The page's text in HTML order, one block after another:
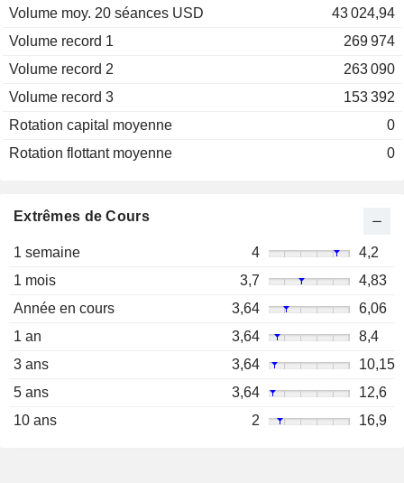
Volume moy. 20 séances USD
43 024,94
Volume record 1
269 974
Volume record 2
263 090
Volume record 3
153 392
Rotation capital moyenne
0
Rotation flottant moyenne
0
Extrêmes de Cours
1 semaine 4
4,2
1 mois
3,7
4,83
Année en cours
3,64
6,06
1 an
3,64
8,4
3 ans
3,64
10,15
5 ans
3,64
12,6
10 ans
2 16,9